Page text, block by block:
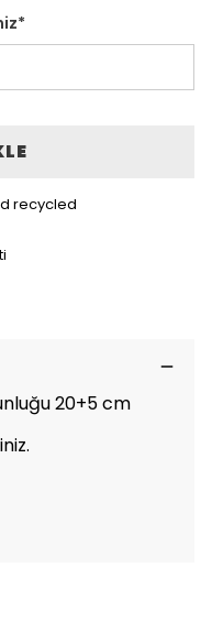
*
recycled
20+5 cm